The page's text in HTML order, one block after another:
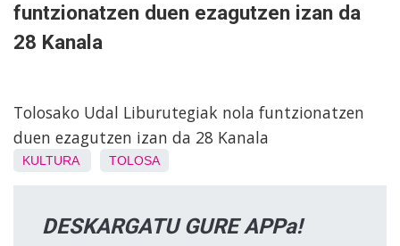
funtzionatzen duen ezagutzen izan da
28 Kanala
Tolosako Udal Liburutegiak nola funtzionatzen
duen ezagutzen izan da 28 Kanala
KULTURA TOLOSA
DESKARGATU GURE APPa!